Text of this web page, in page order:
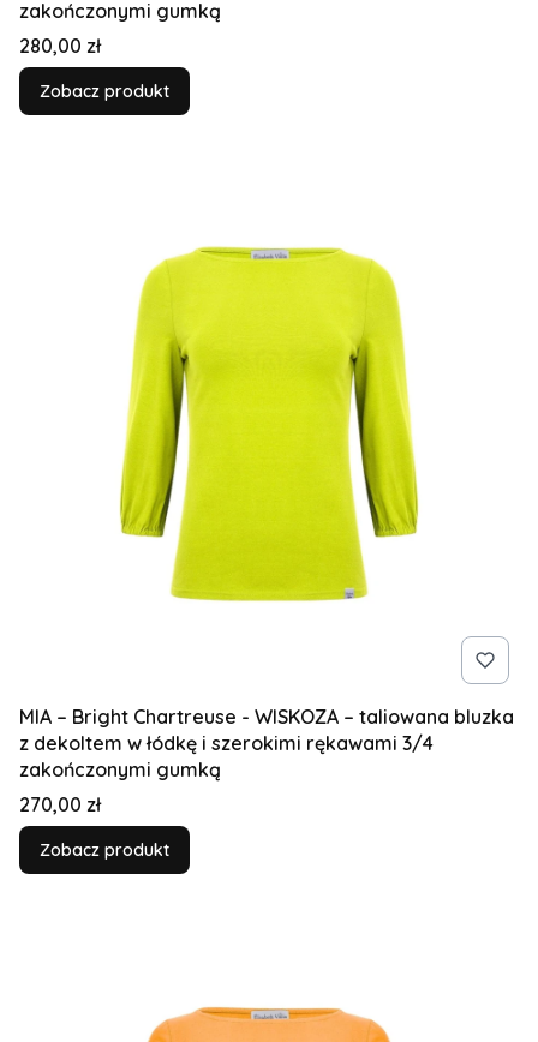
zakończonymi gumką
Cena
280,00 zł
Zobacz produkt
MIA – Bright Chartreuse - WISKOZA – taliowana bluzka
z dekoltem w łódkę i szerokimi rękawami 3/4
zakończonymi gumką
Cena
270,00 zł
Zobacz produkt